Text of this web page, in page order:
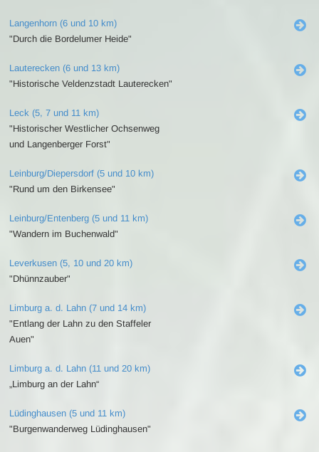
Langenhorn (6 und 10 km)
"Durch die Bordelumer Heide"
Lauterecken (6 und 13 km)
"Historische Veldenzstadt Lauterecken"
Leck (5, 7 und 11 km)
"Historischer Westlicher Ochsenweg
und Langenberger Forst"
Leinburg/Diepersdorf (5 und 10 km)
"Rund um den Birkensee"
Leinburg/Entenberg (5 und 11 km)
"Wandern im Buchenwald"
Leverkusen (5, 10 und 20 km)
"Dhünnzauber"
Limburg a. d. Lahn (7 und 14 km)
"Entlang der Lahn zu den Staffeler
Auen"
Limburg a. d. Lahn (11 und 20 km)
„Limburg an der Lahn“
Lüdinghausen (5 und 11 km)
"Burgenwanderweg Lüdinghausen"